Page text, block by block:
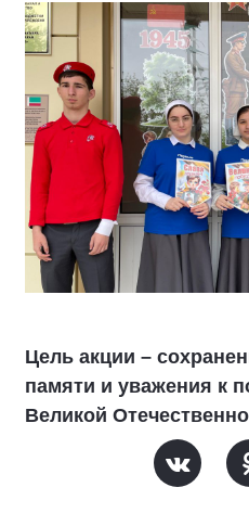
Цель акции –
памяти и уважения к
Великой